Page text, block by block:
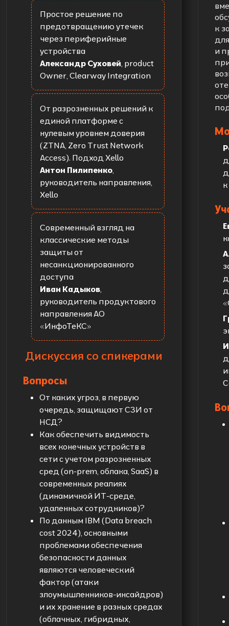
Простое решение по
предотвращению утечек
через периферийные
устройства
Александр Суховей, product
Owner, Clearway Integration
От разрозненных решений к
единой платформе с
нулевым уровнем доверия
(ZTNA, Zero Trust Network
Access). Подход Xello
Антон Пилипенко,
руководитель направления,
Xello
Современный взгляд на
классические методы
защиты от
несанкционированного
доступа
Иван Кадыков,
руководитель продуктового
направления АО
«ИнфоТеКС»
Дискуссия со спикерами
Вопросы
От каких угроз, в первую
очередь, защищают СЗИ от
НСД?
Как обеспечить видимость
всех конечных устройств в
сети с учетом разрозненных
сред (on-prem, облака, SaaS) в
современных реалиях
(динамичной ИТ-среде,
удаленных сотрудников)?
По данным IBM (Data breach
cost 2024), основными
проблемами обеспечения
безопасности данных
являются человеческий
фактор (атаки
злоумышленников-инсайдров)
и их хранение в разных средах
(облачных, гибридных,
к
и